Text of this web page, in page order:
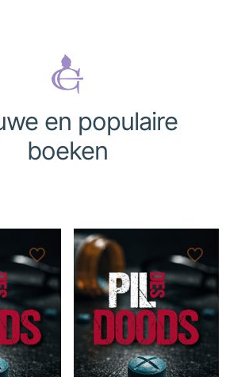
en populaire
boeken